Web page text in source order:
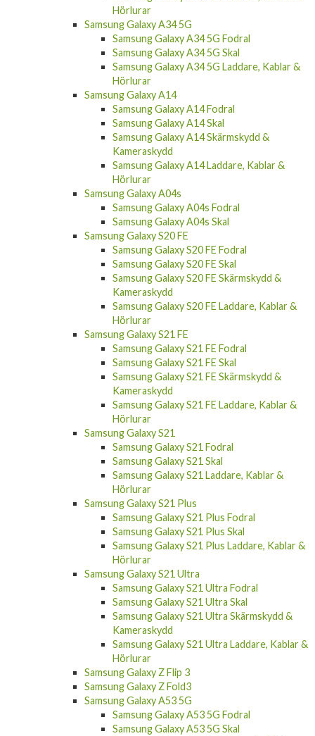
Samsung Galaxy A34 5G
Samsung Galaxy A34 5G Fodral
Samsung Galaxy A34 5G Skal
Samsung Galaxy A34 5G Laddare, Kablar &
Hörlurar
Samsung Galaxy A14
Samsung Galaxy A14 Fodral
Samsung Galaxy A14 Skal
Samsung Galaxy A14 Skärmskydd &
Kameraskydd
Samsung Galaxy A14 Laddare, Kablar &
Hörlurar
Samsung Galaxy A04s
Samsung Galaxy A04s Fodral
Samsung Galaxy A04s Skal
Samsung Galaxy S20 FE
Samsung Galaxy S20 FE Fodral
Samsung Galaxy S20 FE Skal
Samsung Galaxy S20 FE Skärmskydd &
Kameraskydd
Samsung Galaxy S20 FE Laddare, Kablar &
Hörlurar
Samsung Galaxy S21 FE
Samsung Galaxy S21 FE Fodral
Samsung Galaxy S21 FE Skal
Samsung Galaxy S21 FE Skärmskydd &
Kameraskydd
Samsung Galaxy S21 FE Laddare, Kablar &
Hörlurar
Samsung Galaxy S21
Samsung Galaxy S21 Fodral
Samsung Galaxy S21 Skal
Samsung Galaxy S21 Laddare, Kablar &
Hörlurar
Samsung Galaxy S21 Plus
Samsung Galaxy S21 Plus Fodral
Samsung Galaxy S21 Plus Skal
Samsung Galaxy S21 Plus Laddare, Kablar &
Hörlurar
Samsung Galaxy S21 Ultra
Samsung Galaxy S21 Ultra Fodral
Samsung Galaxy S21 Ultra Skal
Samsung Galaxy S21 Ultra Skärmskydd &
Kameraskydd
Samsung Galaxy S21 Ultra Laddare, Kablar &
Hörlurar
Samsung Galaxy Z Flip 3
Samsung Galaxy Z Fold3
Samsung Galaxy A53 5G
Samsung Galaxy A53 5G Fodral
Samsung Galaxy A53 5G Skal
Samsung Galaxy A53 5G Skärmskydd &